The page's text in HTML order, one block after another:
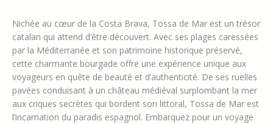
Nichée au cœur de la Costa Brava, Tossa de Mar est un trésor
catalan qui attend d’être découvert. Avec ses plages caressées
par la Méditerranée et son patrimoine historique préservé,
cette charmante bourgade offre une expérience unique aux
voyageurs en quête de beauté et d’authenticité. De ses ruelles
pavées conduisant à un château médiéval surplombant la mer
aux criques secrètes qui bordent son littoral, Tossa de Mar est
l’incarnation du paradis espagnol. Embarquez pour un voyage